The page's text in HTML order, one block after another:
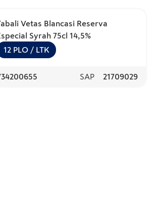
Vetas Blancasi Reserva
Syrah 75cl 14,5%
12 PLO / LTK
SAP 21709029